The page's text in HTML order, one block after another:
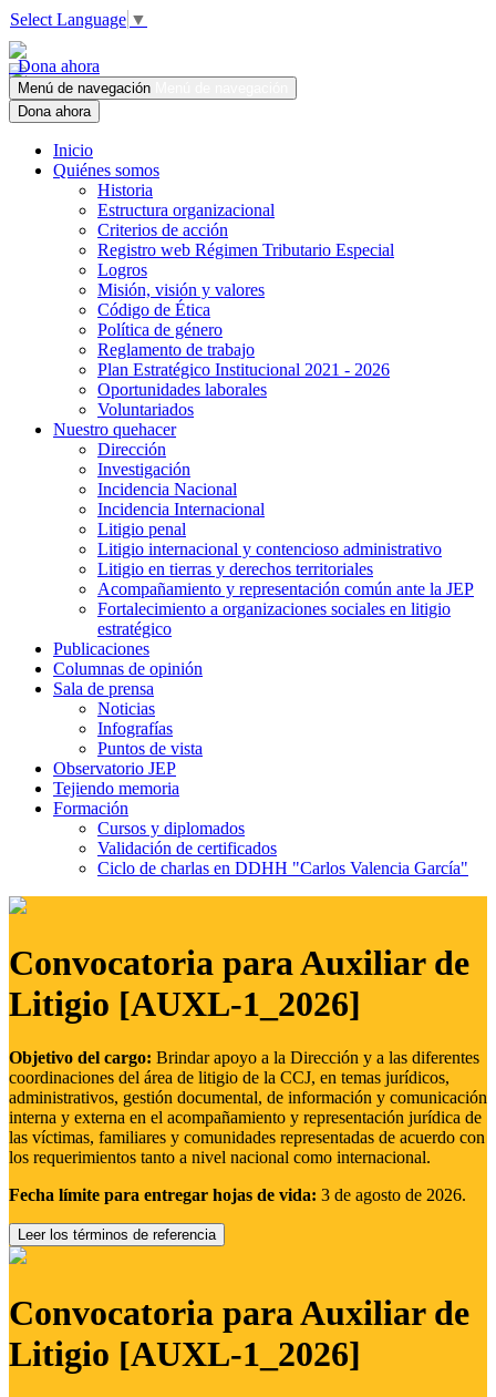
Select Language ▼
Dona ahora
Menú de navegación
Dona ahora
Inicio
Quiénes somos
Historia
Estructura organizacional
Criterios de acción
Registro web Régimen Tributario Especial
Logros
Misión, visión y valores
Código de Ética
Política de género
Reglamento de trabajo
Plan Estratégico Institucional 2021 - 2026
Oportunidades laborales
Voluntariados
Nuestro quehacer
Dirección
Investigación
Incidencia Nacional
Incidencia Internacional
Litigio penal
Litigio internacional y contencioso administrativo
Litigio en tierras y derechos territoriales
Acompañamiento y representación común ante la JEP
Fortalecimiento a organizaciones sociales en litigio
estratégico
Publicaciones
Columnas de opinión
Sala de prensa
Noticias
Infografías
Puntos de vista
Observatorio JEP
Tejiendo memoria
Formación
Cursos y diplomados
Validación de certificados
Ciclo de charlas en DDHH "Carlos Valencia García"
Convocatoria para Auxiliar de
Litigio [AUXL-1_2026]
Objetivo del cargo: Brindar apoyo a la Dirección y a las diferentes
coordinaciones del área de litigio de la CCJ, en temas jurídicos,
administrativos, gestión documental, de información y comunicación
interna y externa en el acompañamiento y representación jurídica de
las víctimas, familiares y comunidades representadas de acuerdo con
los requerimientos tanto a nivel nacional como internacional.
Fecha límite para entregar hojas de vida: 3 de agosto de 2026.
Leer los términos de referencia
Convocatoria para Auxiliar de
Litigio [AUXL-1_2026]